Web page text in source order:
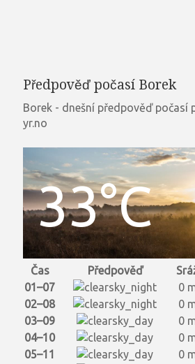
Předpověď počasí Borek
Borek - dnešní předpověď počasí
yr.no
33°C
Čas Předpověď
01–07
0
02–08
0
03–09
0
04–10
0
05–11
0